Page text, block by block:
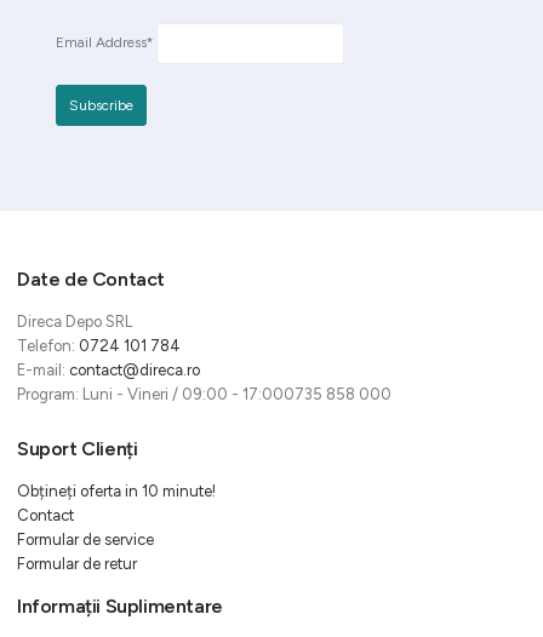
Email Address*
Date de Contact
Direca Depo SRL
Telefon: 0724 101 784
E-mail: contact@direca.ro
Program: Luni - Vineri / 09:00 - 17:000735 858 000
Suport Clienți
Obțineți oferta in 10 minute!
Contact
Formular de service
Formular de retur
Informații Suplimentare